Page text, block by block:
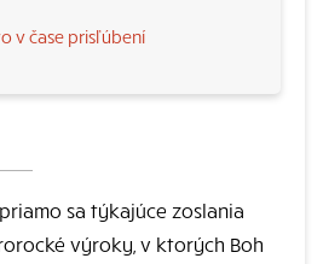
v čase prisľúbení
sa týkajúce zoslania
výroky, v ktorých Boh